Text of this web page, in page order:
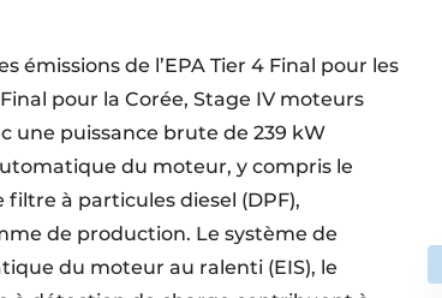
émissions de l’EPA Tier 4 Final pour les
pour la Corée, Stage IV moteurs
une puissance brute de 239 kW
du moteur, y compris le
à particules diesel (DPF),
de production. Le système de
du moteur au ralenti (EIS), le